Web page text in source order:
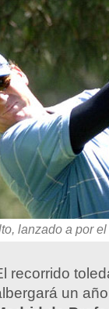
lanzado a por
recorrido
un